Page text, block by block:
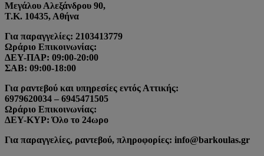
Μεγάλου Αλεξάνδρου 90,
Τ.Κ. 10435, Αθήνα
Για παραγγελίες: 2103413779
Ωράριο Επικοινωνίας:
ΔΕΥ-ΠΑΡ: 09:00-20:00
ΣΑΒ: 09:00-18:00
Για ραντεβού και υπηρεσίες εντός Αττικής:
6979620034 – 6945471505
Ωράριο Επικοινωνίας:
ΔΕΥ-ΚΥΡ: Όλο το 24ωρο
Για παραγγελίες, ραντεβού, πληροφορίες: info@barkoulas.gr